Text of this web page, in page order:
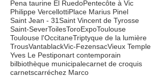
Marius PinelMercredisMondes troués
Monsieur XavierPINKPedro
Pena taurine El RuedoPentecôte à Vic
Philippe VercellottiPlace Marius Pinel
Saint Jean - 31Saint Vincent de Tyrosse
Saint-SeverToilesToroExpoToulouse
Toulouse l'OccitaneTriptyque de la lumière
TrousVantablackVic-Fezensac Vieux Temple
Yves Le Pestiponart contemporain